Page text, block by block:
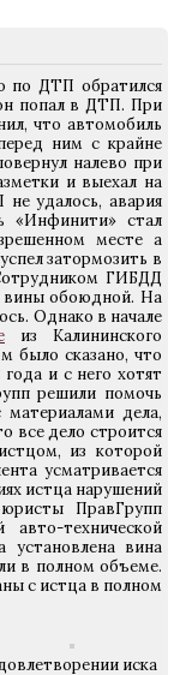
по ДТП обратился
попал в ДТП. При
что автомобиль
ним с крайне
налево при
и выехал на
удалось, авария
«Инфинити» стал
месте а
затормозить в
ГИБДД
вины обоюдной. На
Однако в начале
из Калининского
было сказано, что
и с него хотят
решили помочь
дела,
все дело строится
из которой
усматривается
истца нарушений
ПравГрупп
технической
установлена вина
в полном объеме.
с истца в полном
иска